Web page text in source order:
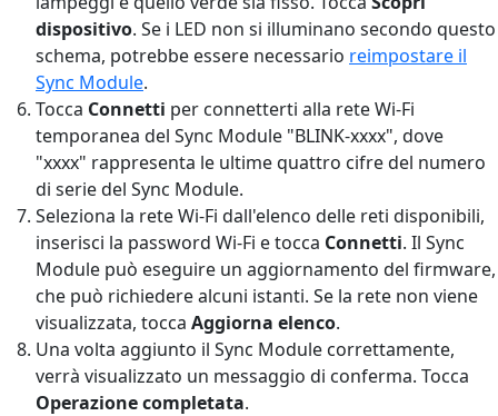
dispositivo. Se i LED non si illuminano secondo questo
schema, potrebbe essere necessario reimpostare il
Sync Module.
Tocca Connetti per connetterti alla rete Wi-Fi
temporanea del Sync Module "BLINK-xxxx", dove
"xxxx" rappresenta le ultime quattro cifre del numero
di serie del Sync Module.
Seleziona la rete Wi-Fi dall'elenco delle reti disponibili,
inserisci la password Wi-Fi e tocca Connetti. Il Sync
Module può eseguire un aggiornamento del firmware,
che può richiedere alcuni istanti. Se la rete non viene
visualizzata, tocca Aggiorna elenco.
Una volta aggiunto il Sync Module correttamente,
verrà visualizzato un messaggio di conferma. Tocca
Operazione completata.